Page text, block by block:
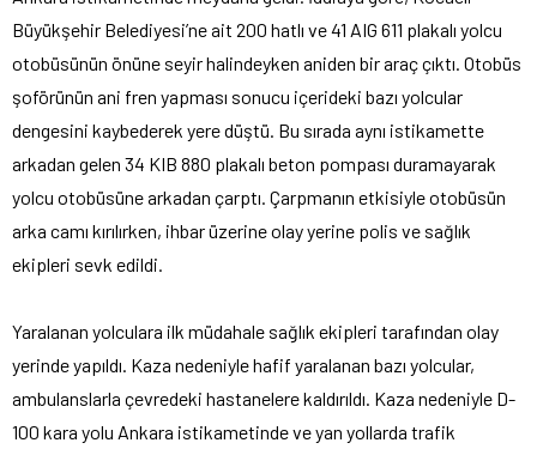
Büyükşehir Belediyesi’ne ait 200 hatlı ve 41 AIG 611 plakalı yolcu
otobüsünün önüne seyir halindeyken aniden bir araç çıktı. Otobüs
şoförünün ani fren yapması sonucu içerideki bazı yolcular
dengesini kaybederek yere düştü. Bu sırada aynı istikamette
arkadan gelen 34 KIB 880 plakalı beton pompası duramayarak
yolcu otobüsüne arkadan çarptı. Çarpmanın etkisiyle otobüsün
arka camı kırılırken, ihbar üzerine olay yerine polis ve sağlık
ekipleri sevk edildi.
Yaralanan yolculara ilk müdahale sağlık ekipleri tarafından olay
yerinde yapıldı. Kaza nedeniyle hafif yaralanan bazı yolcular,
ambulanslarla çevredeki hastanelere kaldırıldı. Kaza nedeniyle D-
100 kara yolu Ankara istikametinde ve yan yollarda trafik